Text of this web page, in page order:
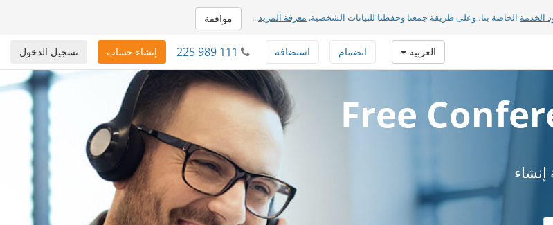
الخدمة الخاصة بنا، وعلى طريقة جمعنا وحفظنا للبيانات الشخصية. معرفة المزيد... موافقة
تسجيل الدخول إنشاء حساب 225 989 111 انضمام استضافة العربية